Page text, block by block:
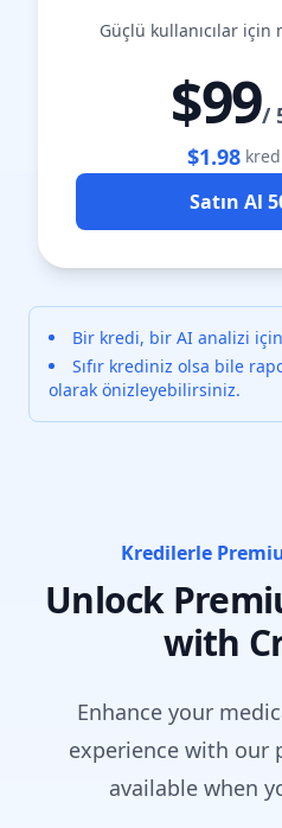
Güçlü kullanıcılar
$99/
$1.98
Satın Al
Bir kredi, bir AI analizi
Sıfır krediniz olsa bile
olarak önizleyebilirsiniz.
Kredilerle
Unlock
with
Enhance your
experience with our
available when